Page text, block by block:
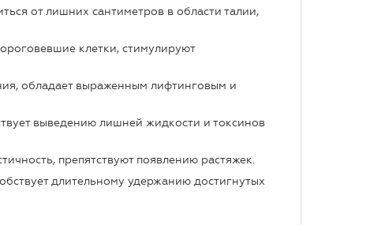
от лишних сантиметров в области талии,
клетки, стимулируют
обладает выраженным лифтинговым и
выведению лишней жидкости и токсинов
препятствуют появлению растяжек.
длительному удержанию достигнутых